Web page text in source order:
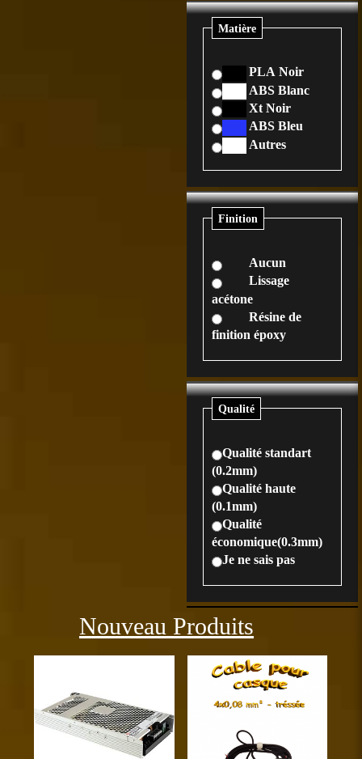
Matière
PLA Noir
ABS Blanc
Xt Noir
ABS Bleu
Autres
Finition
Aucun
Lissage
acétone
Résine de
finition époxy
Qualité
Qualité standart
(0.2mm)
Qualité haute
(0.1mm)
Qualité
économique(0.3mm)
Je ne sais pas
Nouveau Produits